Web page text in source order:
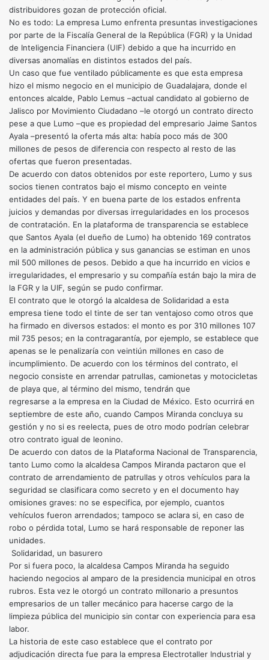
distribuidores gozan de protección oficial.
No es todo: La empresa Lumo enfrenta presuntas investigaciones
por parte de la Fiscalía General de la República (FGR) y la Unidad
de Inteligencia Financiera (UIF) debido a que ha incurrido en
diversas anomalías en distintos estados del país.
Un caso que fue ventilado públicamente es que esta empresa
hizo el mismo negocio en el municipio de Guadalajara, donde el
entonces alcalde, Pablo Lemus –actual candidato al gobierno de
Jalisco por Movimiento Ciudadano –le otorgó un contrato directo
pese a que Lumo –que es propiedad del empresario Jaime Santos
Ayala –presentó la oferta más alta: había poco más de 300
millones de pesos de diferencia con respecto al resto de las
ofertas que fueron presentadas.
De acuerdo con datos obtenidos por este reportero, Lumo y sus
socios tienen contratos bajo el mismo concepto en veinte
entidades del país. Y en buena parte de los estados enfrenta
juicios y demandas por diversas irregularidades en los procesos
de contratación. En la plataforma de transparencia se establece
que Santos Ayala (el dueño de Lumo) ha obtenido 169 contratos
en la administración pública y sus ganancias se estiman en unos
mil 500 millones de pesos. Debido a que ha incurrido en vicios e
irregularidades, el empresario y su compañía están bajo la mira de
la FGR y la UIF, según se pudo confirmar.
El contrato que le otorgó la alcaldesa de Solidaridad a esta
empresa tiene todo el tinte de ser tan ventajoso como otros que
ha firmado en diversos estados: el monto es por 310 millones 107
mil 735 pesos; en la contragarantía, por ejemplo, se establece que
apenas se le penalizaría con veintiún millones en caso de
incumplimiento. De acuerdo con los términos del contrato, el
negocio consiste en arrendar patrullas, camionetas y motocicletas
de playa que, al término del mismo, tendrán que
regresarse a la empresa en la Ciudad de México. Esto ocurrirá en
septiembre de este año, cuando Campos Miranda concluya su
gestión y no si es reelecta, pues de otro modo podrían celebrar
otro contrato igual de leonino.
De acuerdo con datos de la Plataforma Nacional de Transparencia,
tanto Lumo como la alcaldesa Campos Miranda pactaron que el
contrato de arrendamiento de patrullas y otros vehículos para la
seguridad se clasificara como secreto y en el documento hay
omisiones graves: no se especifica, por ejemplo, cuantos
vehículos fueron arrendados; tampoco se aclara si, en caso de
robo o pérdida total, Lumo se hará responsable de reponer las
unidades.
Solidaridad, un basurero
Por si fuera poco, la alcaldesa Campos Miranda ha seguido
haciendo negocios al amparo de la presidencia municipal en otros
rubros. Esta vez le otorgó un contrato millonario a presuntos
empresarios de un taller mecánico para hacerse cargo de la
limpieza pública del municipio sin contar con experiencia para esa
labor.
La historia de este caso establece que el contrato por
adjudicación directa fue para la empresa Electrotaller Industrial y